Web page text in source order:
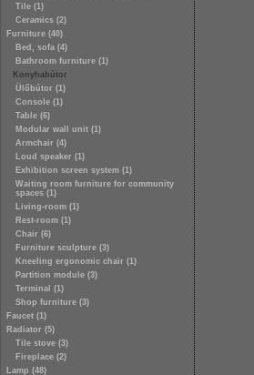
Tile (1)
Ceramics (2)
Furniture (40)
Bed, sofa (4)
Bathroom furniture (1)
Konyhabútor
Ülőbútor (1)
Console (1)
Table (6)
Modular wall unit (1)
Armchair (4)
Loud speaker (1)
Exhibition screen system (1)
Waiting room furniture for community
spaces (1)
Living-room (1)
Rest-room (1)
Chair (6)
Furniture sculpture (3)
Kneeling ergonomic chair (1)
Partition module (3)
Terminal (1)
Shop furniture (3)
Faucet (1)
Radiator (5)
Tile stove (3)
Fireplace (2)
Lamp (48)